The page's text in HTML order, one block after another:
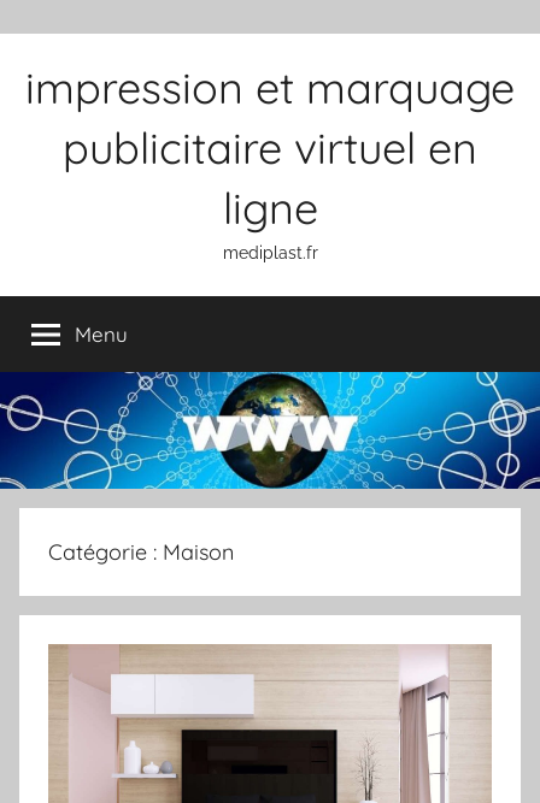
impression et marquage
publicitaire virtuel en
ligne
mediplast.fr
Menu
Catégorie : Maison